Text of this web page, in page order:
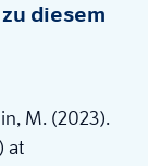
diesem
M. (2023).
at